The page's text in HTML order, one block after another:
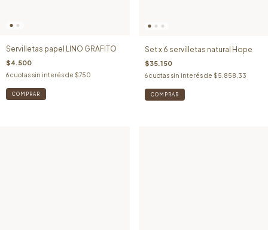
Servilletas papel LINO GRAFITO
$4.500
6cuotas sin interés de $750
Set x 6 servilletas natural Hope
$35.150
6 cuotas sin interés de $5.858,33